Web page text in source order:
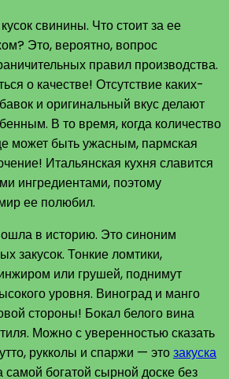
свинины. Что стоит за ее
Это, вероятно, вопрос
правил производства.
о качестве! Отсутствие каких-
и оригинальный вкус делают
В то время, когда количество
может быть ужасным, пармская
Итальянская кухня славится
ингредиентами, поэтому
ее полюбил.
в историю. Это синоним
закусок. Тонкие ломтики,
или грушей, поднимут
уровня. Виноград и манго
стороны! Бокал белого вина
Можно с уверенностью сказать
рукколы и спаржи — этозакуска
самой богатой сырной доске без